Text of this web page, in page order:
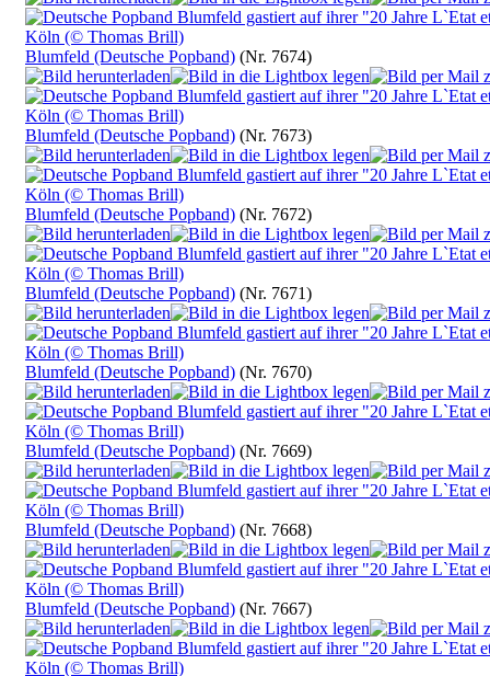
Blumfeld (Deutsche Popband) (Nr. 7674)
Blumfeld (Deutsche Popband) (Nr. 7673)
Blumfeld (Deutsche Popband) (Nr. 7672)
Blumfeld (Deutsche Popband) (Nr. 7671)
Blumfeld (Deutsche Popband) (Nr. 7670)
Blumfeld (Deutsche Popband) (Nr. 7669)
Blumfeld (Deutsche Popband) (Nr. 7668)
Blumfeld (Deutsche Popband) (Nr. 7667)